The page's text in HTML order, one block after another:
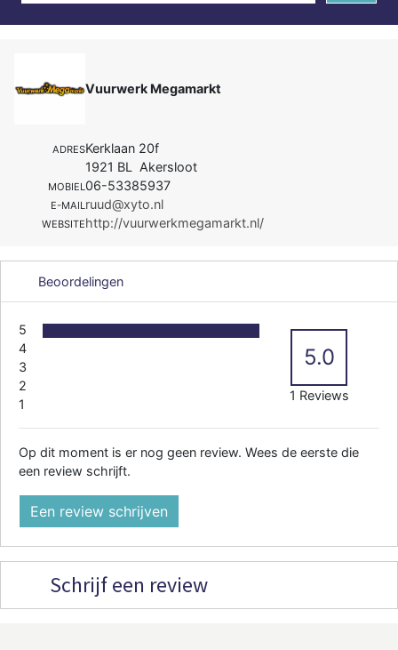
Vuurwerk Megamarkt
ADRESKerklaan 20f
1921 BL Akersloot
MOBIEL06-53385937
E-MAILruud@xyto.nl
WEBSITEhttp://vuurwerkmegamarkt.nl/
Beoordelingen
5
4
3
2
1
5.0
1 Reviews
Op dit moment is er nog geen review. Wees de eerste die
een review schrijft.
Een review schrijven
Schrijf een review